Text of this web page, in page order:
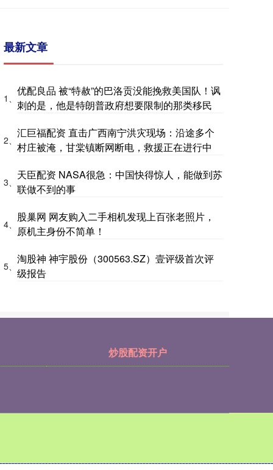
最新文章
1、
优配良品 被“特赦”的巴洛贡没能挽救美国队！讽
刺的是，他是特朗普政府想要限制的那类移民
2、
汇巨福配资 直击广西南宁洪灾现场：沿途多个
村庄被淹，甘棠镇断网断电，救援正在进行中
3、
天臣配资 NASA很急：中国快得惊人，能做到苏
联做不到的事
4、
股巢网 网友购入二手相机发现上百张老照片，
原机主身份不简单！
5、
淘股神 神宇股份（300563.SZ）壹评级首次评
级报告
炒股配资开户